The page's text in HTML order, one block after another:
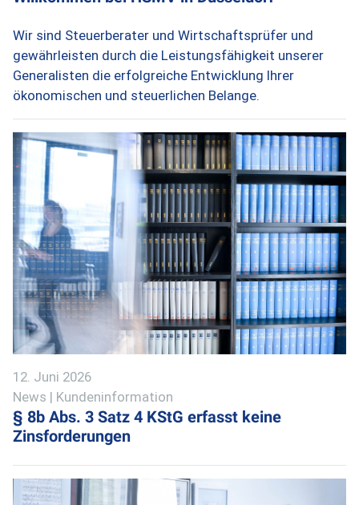
Wir sind Steuerberater und Wirtschaftsprüfer und
gewährleisten durch die Leistungsfähigkeit unserer
Generalisten die erfolgreiche Entwicklung Ihrer
ökonomischen und steuerlichen Belange.
12. Juni 2026
News | Kundeninformation
§ 8b Abs. 3 Satz 4 KStG erfasst keine
Zinsforderungen